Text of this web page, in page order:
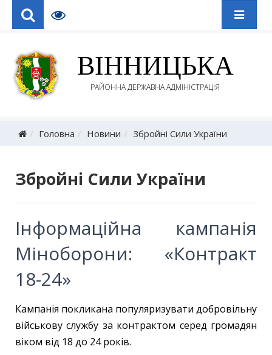
ВІННИЦЬКА
РАЙОННА ДЕРЖАВНА АДМІНІСТРАЦІЯ
Головна Новини Збройні Сили України
Збройні Сили України
Інформаційна кампанія
Міноборони: «Контракт
18-24»
Кампанія покликана популяризувати добровільну
військову службу за контрактом серед громадян
віком від 18 до 24 років.